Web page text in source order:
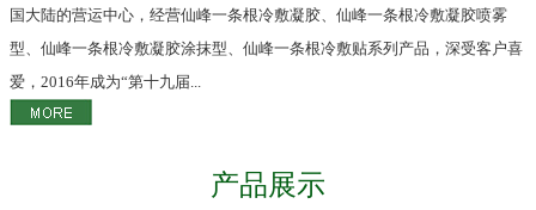
国大陆的营运中心，经营仙峰一条根冷敷凝胶、仙峰一条根冷敷凝胶喷雾
型、仙峰一条根冷敷凝胶涂抹型、仙峰一条根冷敷贴系列产品，深受客户喜
爱，2016年成为“第十九届...
产品展示